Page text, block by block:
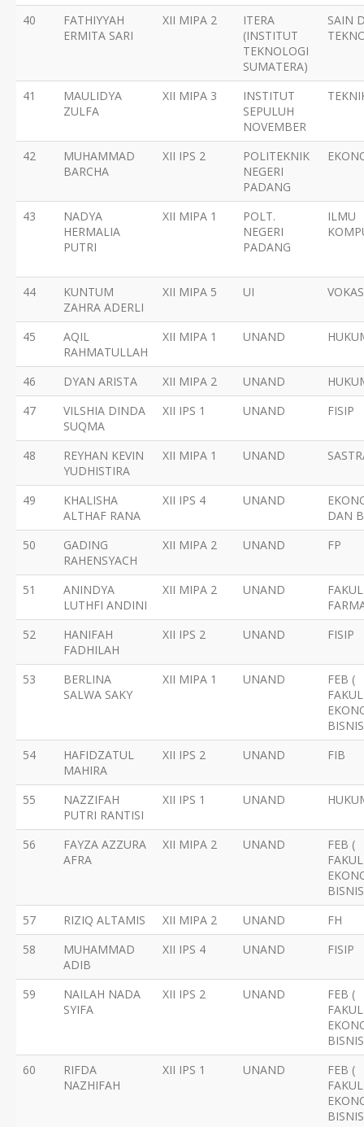
40
FATHIYYAH
ERMITA SARI
XII MIPA 2
ITERA
(INSTITUT
TEKNOLOGI
SUMATERA)
SAIN
41
MAULIDYA
ZULFA
XII MIPA 3
INSTITUT
SEPULUH
NOVEMBER
42
MUHAMMAD
BARCHA
XII IPS 2
POLITEKNIK
NEGERI
PADANG
43
NADYA
HERMALIA
PUTRI
XII MIPA 1
POLT.
NEGERI
PADANG
ILMU
44
KUNTUM
ZAHRA ADERLI
XII MIPA 5 UI
45
AQIL
RAHMATULLAH
XII MIPA 1 UNAND
46 DYAN ARISTA XII MIPA 2 UNAND
47
VILSHIA DINDA
SUQMA
XII IPS 1 UNAND FISIP
48
REYHAN KEVIN
YUDHISTIRA
XII MIPA 1 UNAND
49
KHALISHA
ALTHAF RANA
XII IPS 4 UNAND
DAN
50
GADING
RAHENSYACH
XII MIPA 2 UNAND FP
51
ANINDYA
LUTHFI ANDINI
XII MIPA 2 UNAND
52
HANIFAH
FADHILAH
XII IPS 2 UNAND FISIP
53
BERLINA
SALWA SAKY
XII MIPA 1 UNAND
FEB (
54
HAFIDZATUL
MAHIRA
XII IPS 2 UNAND FIB
55
NAZZIFAH
PUTRI RANTISI
XII IPS 1 UNAND
56
FAYZA AZZURA
AFRA
XII MIPA 2 UNAND
FEB (
57
RIZIQ ALTAMIS XII MIPA 2 UNAND
FH
58
MUHAMMAD
ADIB
XII IPS 4 UNAND FISIP
59
NAILAH NADA
SYIFA
XII IPS 2 UNAND
FEB (
60
RIFDA
NAZHIFAH
XII IPS 1 UNAND
FEB (